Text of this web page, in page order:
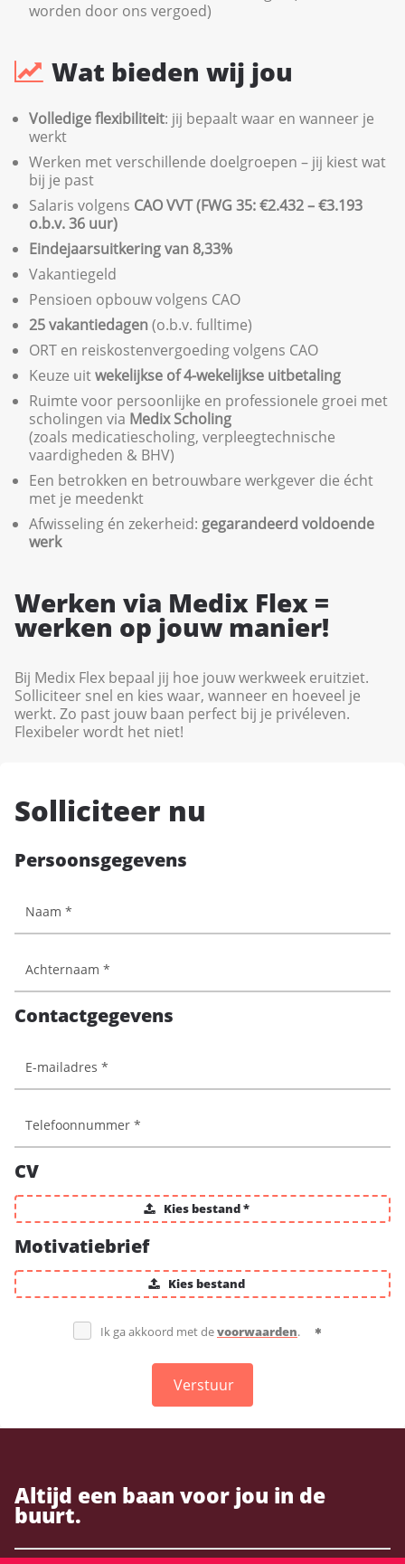
worden door ons vergoed)
Wat bieden wij jou
Volledige flexibiliteit: jij bepaalt waar en wanneer je
werkt
Werken met verschillende doelgroepen – jij kiest wat
bij je past
Salaris volgens CAO VVT (FWG 35: €2.432 – €3.193
o.b.v. 36 uur)
Eindejaarsuitkering van 8,33%
Vakantiegeld
Pensioen opbouw volgens CAO
25 vakantiedagen(o.b.v. fulltime)
ORT en reiskostenvergoeding volgens CAO
Keuze uitwekelijkse of 4-wekelijkse uitbetaling
Ruimte voor persoonlijke en professionele groei met
scholingen via MedixScholing
(zoals medicatiescholing, verpleegtechnische
vaardigheden & BHV)
Een betrokken en betrouwbare werkgever die écht
met je meedenkt
Afwisseling én zekerheid: gegarandeerd voldoende
werk
Werken via Medix Flex =
werken op jouw manier!
Bij Medix Flex bepaal jij hoe jouw werkweek eruitziet.
Solliciteer snel en kies waar, wanneer en hoeveel je
werkt. Zo past jouw baan perfect bij je privéleven.
Flexibeler wordt het niet!
Solliciteer nu
Persoonsgegevens
Contactgegevens
CV
Kies bestand *
Motivatiebrief
Kies bestand
Ik ga akkoord met devoorwaarden.
Verstuur
Altijd een baan voor jou in de
buurt.